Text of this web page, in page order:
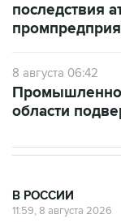
8 августа 06:42
области